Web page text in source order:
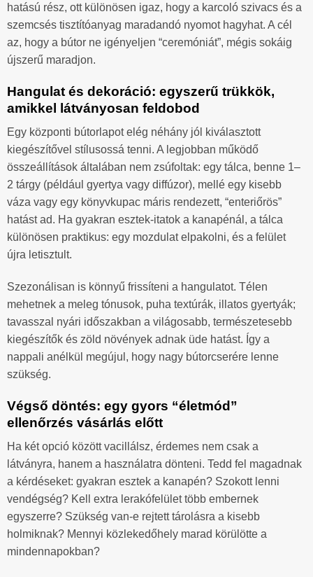
hatású rész, ott különösen igaz, hogy a karcoló szivacs és a
szemcsés tisztítóanyag maradandó nyomot hagyhat. A cél
az, hogy a bútor ne igényeljen “ceremóniát”, mégis sokáig
újszerű maradjon.
Hangulat és dekoráció: egyszerű trükkök,
amikkel látványosan feldobod
Egy központi bútorlapot elég néhány jól kiválasztott
kiegészítővel stílusossá tenni. A legjobban működő
összeállítások általában nem zsúfoltak: egy tálca, benne 1–
2 tárgy (például gyertya vagy diffúzor), mellé egy kisebb
váza vagy egy könyvkupac máris rendezett, “enteriőrös”
hatást ad. Ha gyakran esztek-itatok a kanapénál, a tálca
különösen praktikus: egy mozdulat elpakolni, és a felület
újra letisztult.
Szezonálisan is könnyű frissíteni a hangulatot. Télen
mehetnek a meleg tónusok, puha textúrák, illatos gyertyák;
tavasszal nyári időszakban a világosabb, természetesebb
kiegészítők és zöld növények adnak üde hatást. Így a
nappali anélkül megújul, hogy nagy bútorcserére lenne
szükség.
Végső döntés: egy gyors “életmód”
ellenőrzés vásárlás előtt
Ha két opció között vacillálsz, érdemes nem csak a
látványra, hanem a használatra dönteni. Tedd fel magadnak
a kérdéseket: gyakran esztek a kanapén? Szokott lenni
vendégség? Kell extra lerakófelület több embernek
egyszerre? Szükség van-e rejtett tárolásra a kisebb
holmiknak? Mennyi közlekedőhely marad körülötte a
mindennapokban?